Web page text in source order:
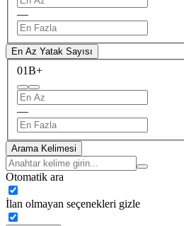
—
En Az Yatak Sayısı
01B+
—
Arama Kelimesi
Otomatik ara
İlan olmayan seçenekleri gizle